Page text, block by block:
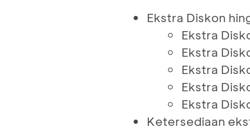
Ekstra Diskon
Ekstra
Ekstra
Ekstra
Ekstra
Ekstra
Ketersediaan